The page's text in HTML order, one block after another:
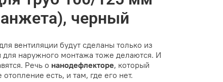
черный
вентиляции будут сделаны только из
для наружного монтажа тоже делаются. И
Речь о нанодефлекторе, который
отопление есть, и там, где его нет.